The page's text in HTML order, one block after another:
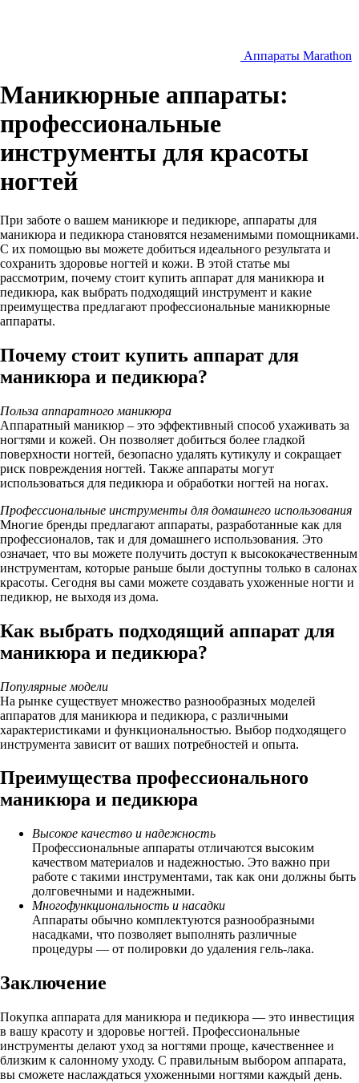
Аппараты Marathon
Маникюрные аппараты:
профессиональные
инструменты для красоты
ногтей
При заботе о вашем маникюре и педикюре, аппараты для
маникюра и педикюра становятся незаменимыми помощниками.
С их помощью вы можете добиться идеального результата и
сохранить здоровье ногтей и кожи. В этой статье мы
рассмотрим, почему стоит купить аппарат для маникюра и
педикюра, как выбрать подходящий инструмент и какие
преимущества предлагают профессиональные маникюрные
аппараты.
Почему стоит купить аппарат для
маникюра и педикюра?
Польза аппаратного маникюра
Аппаратный маникюр – это эффективный способ ухаживать за
ногтями и кожей. Он позволяет добиться более гладкой
поверхности ногтей, безопасно удалять кутикулу и сокращает
риск повреждения ногтей. Также аппараты могут
использоваться для педикюра и обработки ногтей на ногах.
Профессиональные инструменты для домашнего использования
Многие бренды предлагают аппараты, разработанные как для
профессионалов, так и для домашнего использования. Это
означает, что вы можете получить доступ к высококачественным
инструментам, которые раньше были доступны только в салонах
красоты. Сегодня вы сами можете создавать ухоженные ногти и
педикюр, не выходя из дома.
Как выбрать подходящий аппарат для
маникюра и педикюра?
Популярные модели
На рынке существует множество разнообразных моделей
аппаратов для маникюра и педикюра, с различными
характеристиками и функциональностью. Выбор подходящего
инструмента зависит от ваших потребностей и опыта.
Преимущества профессионального
маникюра и педикюра
Высокое качество и надежность
Профессиональные аппараты отличаются высоким
качеством материалов и надежностью. Это важно при
работе с такими инструментами, так как они должны быть
долговечными и надежными.
Многофункциональность и насадки
Аппараты обычно комплектуются разнообразными
насадками, что позволяет выполнять различные
процедуры — от полировки до удаления гель-лака.
Заключение
Покупка аппарата для маникюра и педикюра — это инвестиция
в вашу красоту и здоровье ногтей. Профессиональные
инструменты делают уход за ногтями проще, качественнее и
близким к салонному уходу. С правильным выбором аппарата,
вы сможете наслаждаться ухоженными ногтями каждый день.